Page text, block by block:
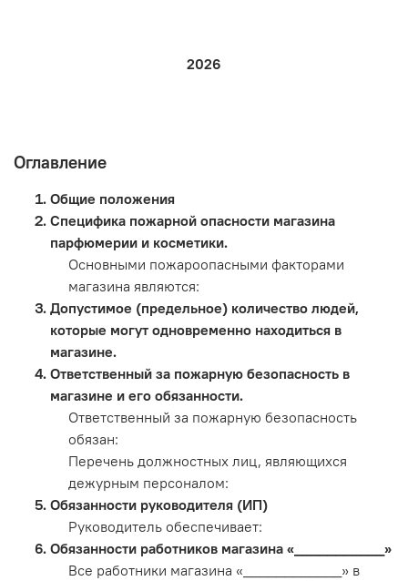
2026
Оглавление
Общие положения
Специфика пожарной опасности магазина
парфюмерии и косметики.
Основными пожароопасными факторами
магазина являются:
Допустимое (предельное) количество людей,
которые могут одновременно находиться в
магазине.
Ответственный за пожарную безопасность в
магазине и его обязанности.
Ответственный за пожарную безопасность
обязан:
Перечень должностных лиц, являющихся
дежурным персоналом:
Обязанности руководителя (ИП)
Руководитель обеспечивает:
Обязанности работников магазина «___________»
Все работники магазина «____________» в